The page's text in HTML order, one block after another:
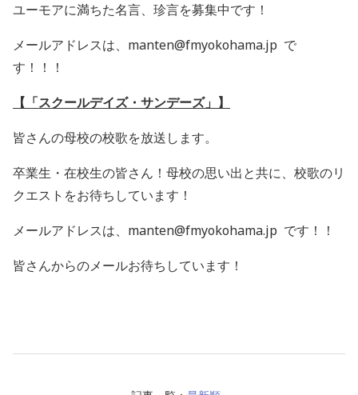
ユーモアに満ちた名言、珍言を募集中です！
メールアドレスは、manten@fmyokohama.jp で
す！！！
【「スクールデイズ・サンデーズ」】
皆さんの母校の校歌を放送します。
卒業生・在校生の皆さん！母校の思い出と共に、校歌のリ
クエストをお待ちしています！
メールアドレスは、manten@fmyokohama.jp です！！
皆さんからのメールお待ちしています！